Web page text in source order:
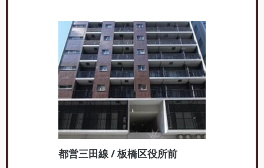
都営三田線 / 板橋区役所前